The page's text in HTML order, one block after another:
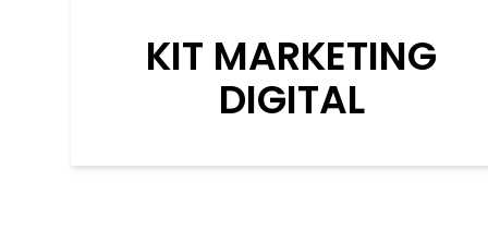
KIT MARKETING
DIGITAL